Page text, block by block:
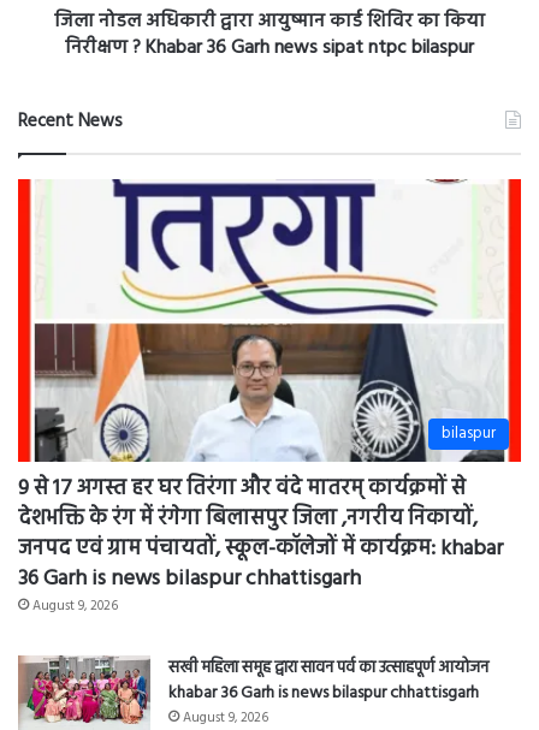
9 से 17 अगस्त हर घर तिरंगा और वंदे मातरम् कार्यक्रमों से
देशभक्ति के रंग में रंगेगा बिलासपुर जिला ,नगरीय निकायों,
जनपद एवं ग्राम पंचायतों, स्कूल-कॉलेजों में कार्यक्रम: khabar
36 Garh is news bilaspur chhattisgarh
सखी महिला समूह द्वारा सावन पर्व का उत्साहपूर्ण आयोजन
khabar 36 Garh is news bilaspur chhattisgarh
August 9, 2026
सेवा एक नई पहल ” की अनूठी पहल : 60 नौनिहालों को मिली
बारिश से बचाव की छतरी: khabar 36 Garh is news sipat
news bilaspur chhattisgarh
August 8, 2026
कांग्रेस सचिव तोरन खांडे व पुत्र पर बरछी से जान लेवा हमला,
गंभीर हालत में अस्पताल इलाज जारी सख्त कार्रवाई की मांग
khabar 36 Garh is news Raipur Chhattisgarh
प्रक्रिया की व्यावहारिक जानकारी: khabar 36 Garh is news
bilaspur chhattisgarh
August 7, 2026